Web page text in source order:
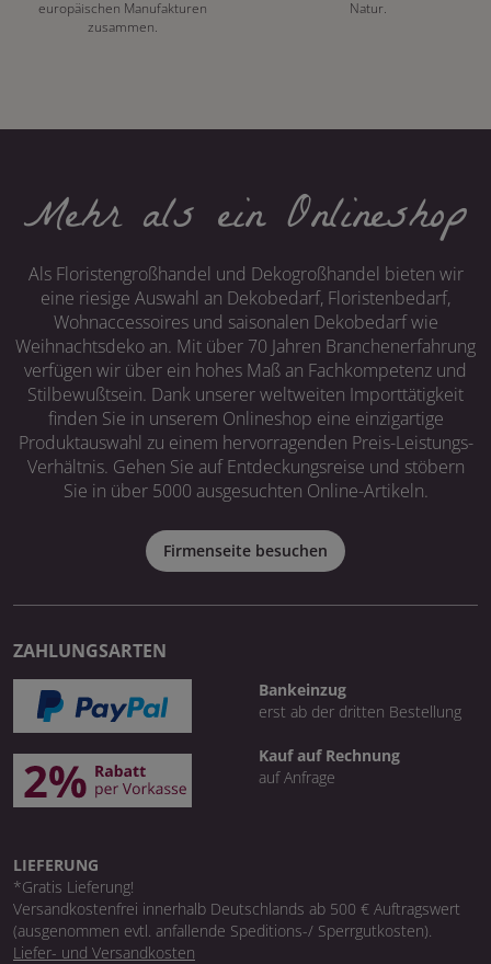
europäischen Manufakturen
zusammen.
Natur.
Mehr als ein Onlineshop
Als Floristengroßhandel und Dekogroßhandel bieten wir
eine riesige Auswahl an Dekobedarf, Floristenbedarf,
Wohnaccessoires und saisonalen Dekobedarf wie
Weihnachtsdeko an. Mit über 70 Jahren Branchenerfahrung
verfügen wir über ein hohes Maß an Fachkompetenz und
Stilbewußtsein. Dank unserer weltweiten Importtätigkeit
finden Sie in unserem Onlineshop eine einzigartige
Produktauswahl zu einem hervorragenden Preis-Leistungs-
Verhältnis. Gehen Sie auf Entdeckungsreise und stöbern
Sie in über 5000 ausgesuchten Online-Artikeln.
Firmenseite besuchen
ZAHLUNGSARTEN
Bankeinzug
erst ab der dritten Bestellung
Kauf auf Rechnung
auf Anfrage
LIEFERUNG
*Gratis Lieferung!
Versandkostenfrei innerhalb Deutschlands ab 500 € Auftragswert
(ausgenommen evtl. anfallende Speditions-/ Sperrgutkosten).
Liefer- und Versandkosten